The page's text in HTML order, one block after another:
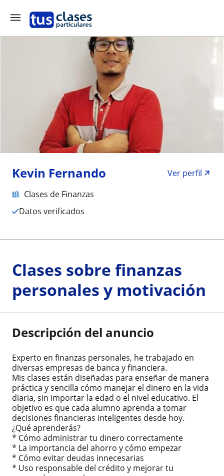
Kevin Fernando
Ver perfil
Clases de Finanzas
Datos verificados
Clases sobre finanzas
personales y motivación
Descripción del anuncio
Experto en finanzas personales, he trabajado en
diversas empresas de banca y financiera.
Mis clases están diseñadas para enseñar de manera
práctica y sencilla cómo manejar el dinero en la vida
diaria, sin importar la edad o el nivel educativo. El
objetivo es que cada alumno aprenda a tomar
decisiones financieras inteligentes desde hoy.
¿Qué aprenderás?
* Cómo administrar tu dinero correctamente
* La importancia del ahorro y cómo empezar
* Cómo evitar deudas innecesarias
* Uso responsable del crédito y mejorar tu